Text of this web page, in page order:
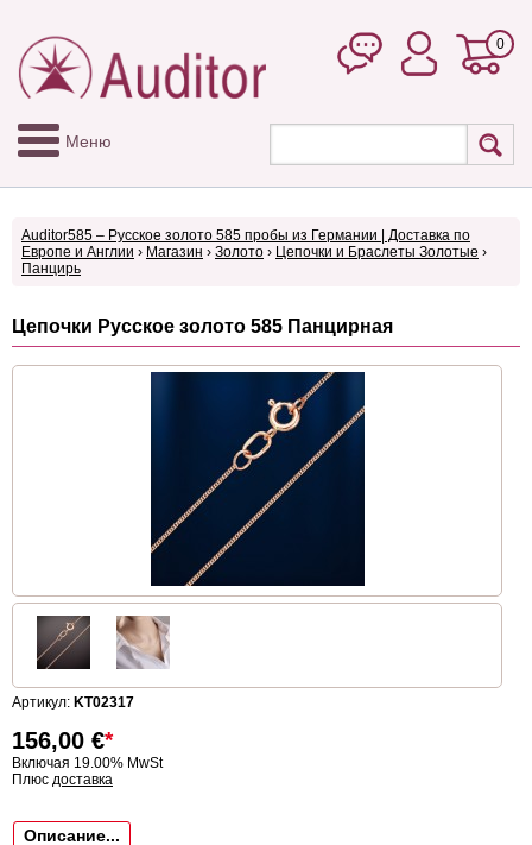
0
Меню
Auditor585 – Русское золото 585 пробы из Германии | Доставка по
Европе и Англии › Магазин › Золото › Цепочки и Браслеты Золотые ›
Панцирь
Цепочки Русское золото 585 Панцирная
Артикул: KT02317
156,00 €*
Включая 19.00% MwSt
Плюс доставка
Описание...